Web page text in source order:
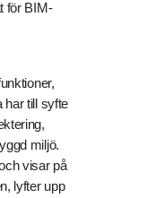
för BIM-
har till syfte
miljö.
visar på
lyfter upp